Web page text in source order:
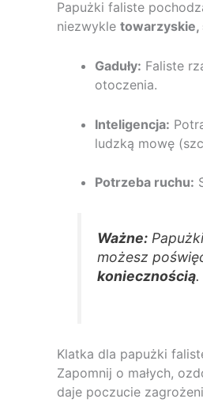
Papużki faliste
niezwykle towarzyskie,
Gaduły: Faliste
otoczenia.
Inteligencja:
ludzką mowę
Potrzeba ruchu:
Ważne:
możesz
koniecznością.
Klatka dla papużki
Zapomnij o małych,
daje poczucie